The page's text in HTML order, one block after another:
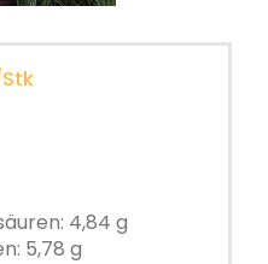
4,84 g
5,78 g